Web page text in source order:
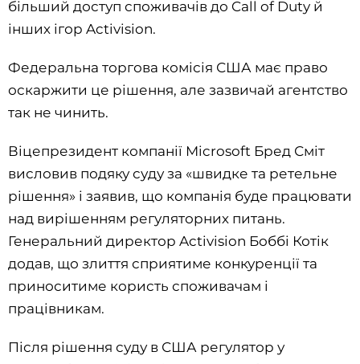
більший доступ споживачів до Call of Duty й
інших ігор Activision.
Федеральна торгова комісія США має право
оскаржити це рішення, але зазвичай агентство
так не чинить.
Віцепрезидент компанії Microsoft Бред Сміт
висловив подяку суду за «швидке та ретельне
рішення» і заявив, що компанія буде працювати
над вирішенням регуляторних питань.
Генеральний директор Activision Боббі Котік
додав, що злиття сприятиме конкуренції та
приноситиме користь споживачам і
працівникам.
Після рішення суду в США регулятор у